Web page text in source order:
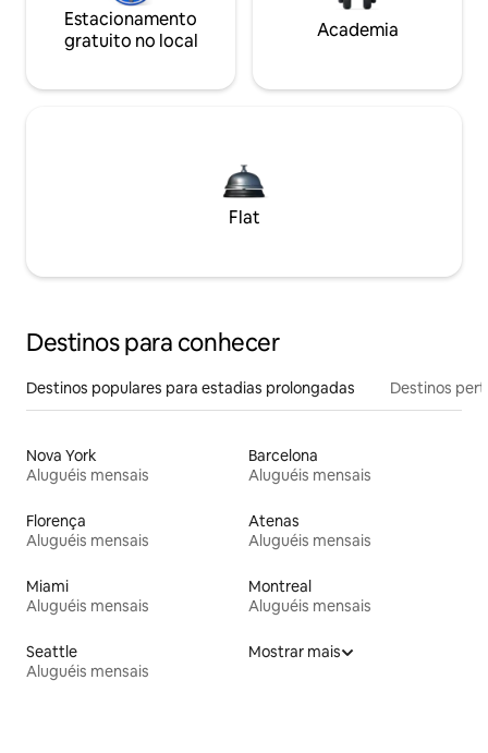
Estacionamento
gratuito no local
Academia
Flat
Destinos para conhecer
Destinos populares para estadias prolongadas Destinos
Nova York
Aluguéis mensais
Barcelona
Aluguéis mensais
Florença
Aluguéis mensais
Atenas
Aluguéis mensais
Miami
Aluguéis mensais
Montreal
Aluguéis mensais
Seattle
Aluguéis mensais
Mostrar mais